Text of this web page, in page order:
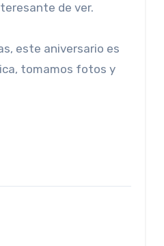
de ver.
este aniversario es
tomamos fotos y